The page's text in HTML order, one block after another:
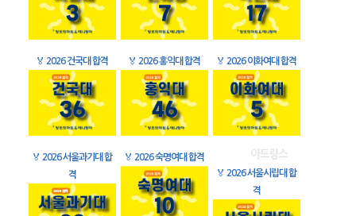
🏅 2026 건국대 합격 🏅 2026 홍익대 합격 🏅 2026 이화여대 합격
🏅 2026 서울과기대 합
격
🏅 2026 숙명여대 합격
🏅 2026 서울시립대 합
격